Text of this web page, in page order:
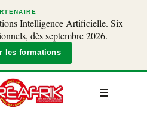
Intelligence Artificielle. Six
dès septembre 2026.
les formations